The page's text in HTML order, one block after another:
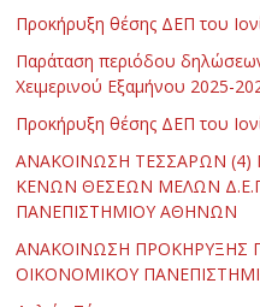
Προκήρυξη θέσης ΔΕΠ του
Παράταση περιόδου
Χειμερινού Εξαμήνου 2025-
Προκήρυξη θέσης ΔΕΠ του
ΑΝΑΚΟΙΝΩΣΗ ΤΕΣΣΑΡΩΝ
ΚΕΝΩΝ ΘΕΣΕΩΝ ΜΕΛΩΝ
ΠΑΝΕΠΙΣΤΗΜΙΟΥ ΑΘΗΝΩΝ
ΑΝΑΚΟΙΝΩΣΗ ΠΡΟΚΗΡΥΞΗΣ
ΟΙΚΟΝΟΜΙΚΟΥ